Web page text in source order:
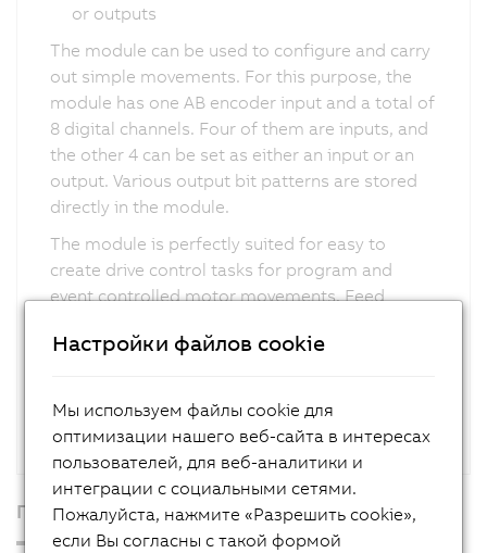
or outputs
The module can be used to configure and carry
out simple movements. For this purpose, the
module has one AB encoder input and a total of
8 digital channels. Four of them are inputs, and
the other 4 can be set as either an input or an
output. Various output bit patterns are stored
directly in the module.
The module is perfectly suited for easy to
create drive control tasks for program and
event controlled motor movements. Feed
forward/reverse movement are created easily
Продукция
Настройки файлов cookie
Мы используем файлы cookie для
оптимизации нашего веб-сайта в интересах
пользователей, для веб-аналитики и
интеграции с социальными сетями.
Пожалуйста, нажмите «Разрешить cookie»,
если Вы согласны с такой формой